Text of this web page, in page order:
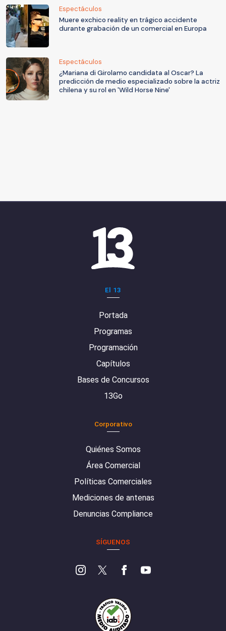
Espectáculos
Muere exchico reality en trágico accidente
durante grabación de un comercial en Europa
Espectáculos
¿Mariana di Girolamo candidata al Oscar? La
predicción de medio especializado sobre la actriz
chilena y su rol en 'Wild Horse Nine'
El 13
Portada
Programas
Programación
Capítulos
Bases de Concursos
13Go
Corporativo
Quiénes Somos
Área Comercial
Políticas Comerciales
Mediciones de antenas
Denuncias Compliance
SÍGUENOS